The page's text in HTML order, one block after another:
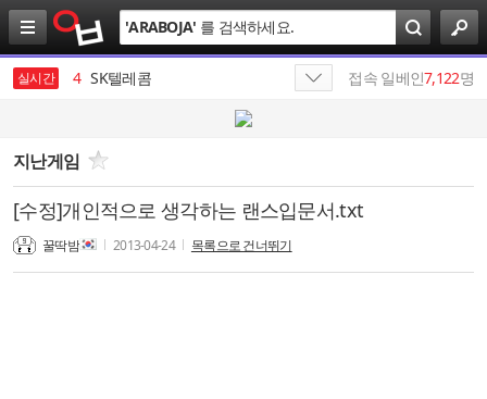
검
색
'ARABOJA' 를 검색하세요.
실시간
3 미시
4 SK텔레콤
6 HBM
7 엔비디아
8 SKT
9 SK이노베이션
접속 일베인7,122명
지난게임
[수정]개인적으로 생각하는 랜스입문서.txt
꿀딱밤 2013-04-24 목록으로 건너뛰기